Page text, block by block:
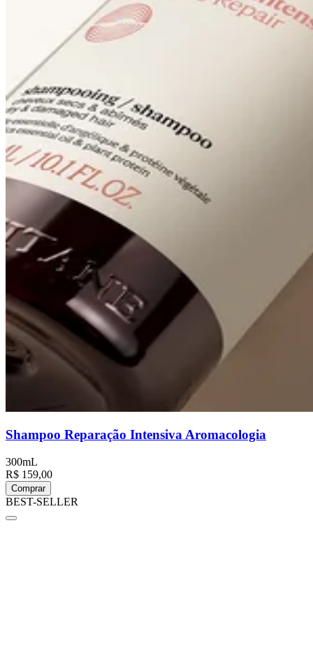
Shampoo Reparação Intensiva Aromacologia
300mL
R$ 159,00
Comprar
BEST-SELLER